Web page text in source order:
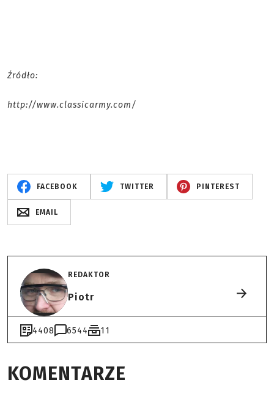
Źródło:
http://www.classicarmy.com/
FACEBOOK TWITTER PINTEREST
EMAIL
REDAKTOR
Piotr
4408 6544 11
KOMENTARZE